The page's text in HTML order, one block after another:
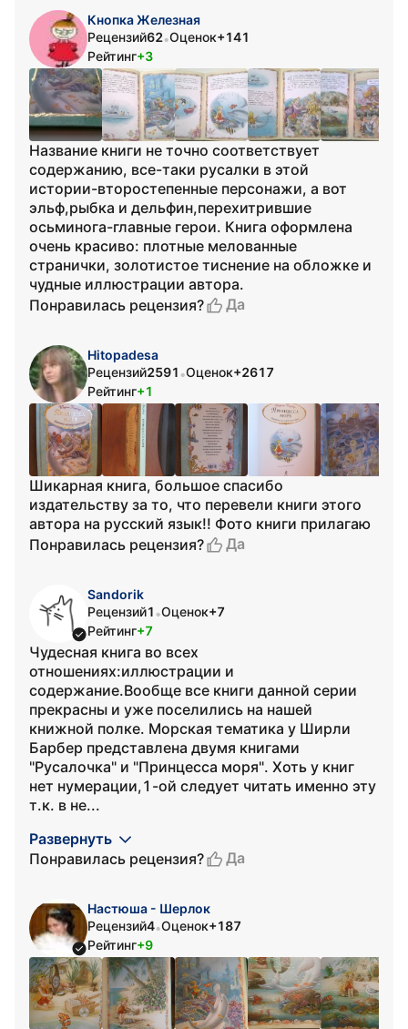
Кнопка Железная
Рецензий62•Оценок+141
Рейтинг+3
Название книги не точно соответствует
содержанию, все-таки русалки в этой
истории-второстепенные персонажи, а вот
эльф,рыбка и дельфин,перехитрившие
осьминога-главные герои. Книга оформлена
очень красиво: плотные мелованные
странички, золотистое тиснение на обложке и
чудные иллюстрации автора.
Понравилась рецензия?
Да
Hitopadesa
Рецензий2591 •Оценок+2617
Рейтинг+1
Шикарная книга, большое спасибо
издательству за то, что перевели книги этого
автора на русский язык!! Фото книги прилагаю
Понравилась рецензия?
Да
Sandorik
Рецензий1 •Оценок+7
Рейтинг+7
Чудесная книга во всех
отношениях:иллюстрации и
содержание.Вообще все книги данной серии
прекрасны и уже поселились на нашей
книжной полке. Морская тематика у Ширли
Барбер представлена двумя книгами
"Русалочка" и "Принцесса моря". Хоть у книг
нет нумерации,1-ой следует читать именно эту
т.к. в не...
Развернуть
Понравилась рецензия?
Да
Настюша - Шерлок
Рецензий4•Оценок+187
Рейтинг+9